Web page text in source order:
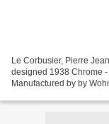
Le Corbusier, Pierre
designed 1938 Chrome
Manufactured by by